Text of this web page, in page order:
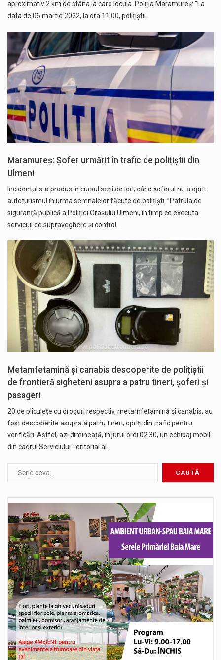
aproximativ 2 km de stâna la care locuia. Poliția Maramureș: ”La
data de 06 martie 2022, la ora 11.00, polițiștii…
Maramureș: Șofer urmărit în trafic de polițiștii din
Ulmeni
Incidentul s-a produs în cursul serii de ieri, când șoferul nu a oprit
autoturismul în urma semnalelor făcute de polițiști. ”Patrula de
siguranță publică a Poliției Oraşului Ulmeni, în timp ce executa
serviciul de supraveghere şi control…
Metamfetamină și canabis descoperite de polițiștii
de frontieră sigheteni asupra a patru tineri, șoferi și
pasageri
20 de pliculețe cu droguri respectiv, metamfetamină și canabis, au
fost descoperite asupra a patru tineri, opriți din trafic pentru
verificări. Astfel, azi dimineață, în jurul orei 02.30, un echipaj mobil
din cadrul Serviciului Teritorial al…